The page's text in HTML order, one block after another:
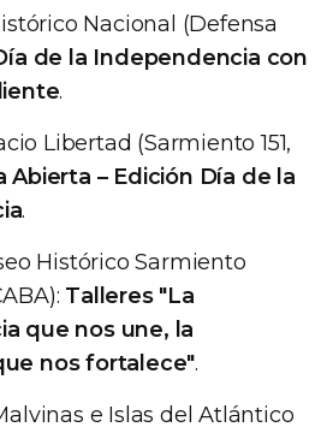
Nacional (Defensa
de la Independencia con
.
Libertad (Sarmiento 151,
Abierta – Edición Día de la
.
Histórico Sarmiento
Talleres "La
que nos une, la
nos fortalece".
e Islas del Atlántico